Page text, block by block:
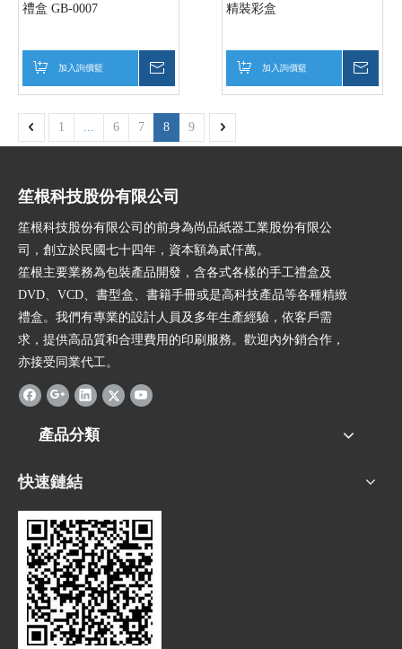
禮盒 GB-0007
加入詢價籃
精裝彩盒
加入詢價籃
1 6 7 8 9
笙根科技股份有限公司
笙根科技股份有限公司的前身為尚品紙器工業股份有限公
司，創立於民國七十四年，資本額為貳仟萬。
笙根主要業務為包裝產品開發，含各式各樣的手工禮盒及
DVD、VCD、書型盒、書籍手冊或是高科技產品等各種精緻
禮盒。我們有專業的設計人員及多年生產經驗，依客戶需
求，提供高品質和合理費用的印刷服務。歡迎內外銷合作，
亦接受同業代工。
產品分類
快速鏈結